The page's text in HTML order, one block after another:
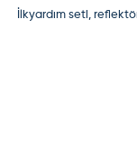
İlkyardım seti,